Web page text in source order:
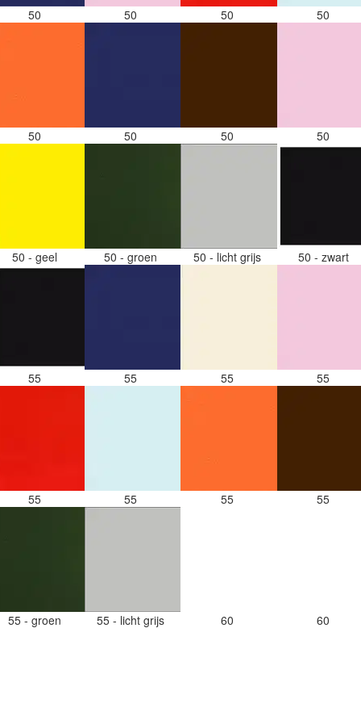
50 50 50 50
50 50 50 50
50 - geel 50 - groen 50 - licht grijs 50 - zwart
55 55 55 55
55 55 55 55
55 - groen 55 - licht grijs 60 60